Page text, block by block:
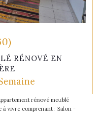
RÉNOVÉ EN
rénové meublé
à vivre comprenant : Salon -